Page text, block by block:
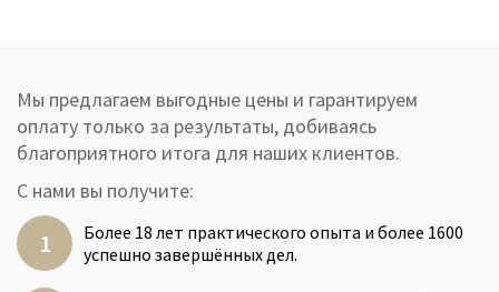
Мы предлагаем выгодные цены и гарантируем
оплату только за результаты, добиваясь
благоприятного итога для наших клиентов.
С нами вы получите:
Более 18 лет практического опыта и более 1600
успешно завершённых дел.